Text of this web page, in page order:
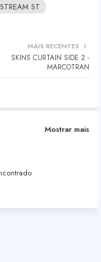
STREAM ST
MAIS RECENTES
SKINS CURTAIN SIDE 2 -
MARCOTRAN
Mostrar mais